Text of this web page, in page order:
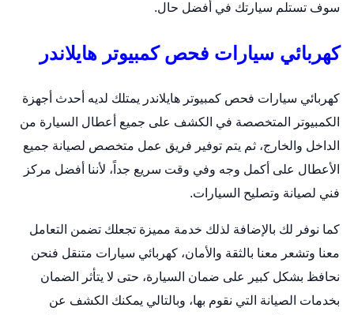
سوف تستلم سيارتك في أفضل حال.
كهربائي سيارات فحص كمبيوتر هايلاندر
كهربائي سيارات فحص كمبيوتر هايلاندر يمتلك لديه أحدث أجهزة
الكمبيوتر المتخصصة في الكشف على جميع أعطال السيارة من
الداخل والخارج، ثم يتم توفير فريق عمل متخصص لصيانة جميع
الأعطال على أكمل وجه وفي وقت سريع جداً، لأننا أفضل مركز
فني لصيانة وتصليح السيارات.
كما نوفر لك بالإضافة لذلك خدمة مميزة تجعلك تضمن التعامل
معنا وتشعر معنا بالثقة والأمان، كهربائي سيارات متنقل فنحن
نحافظ بشكل كبير على ضمان السيارة، حتى لا يتأثر الضمان
بخدمات الصيانة التي نقوم بها، وبالتالي يمكنك الكشف عن